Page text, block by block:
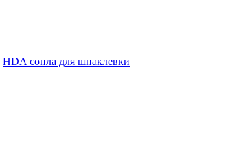
HDA сопла для шпаклевки